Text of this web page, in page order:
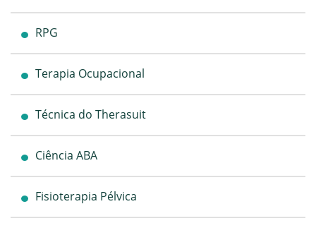
RPG
Terapia Ocupacional
Técnica do Therasuit
Ciência ABA
Fisioterapia Pélvica